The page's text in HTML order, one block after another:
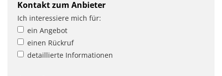
Kontakt zum Anbieter
Ich interessiere mich für:
ein Angebot
einen Rückruf
detaillierte Informationen